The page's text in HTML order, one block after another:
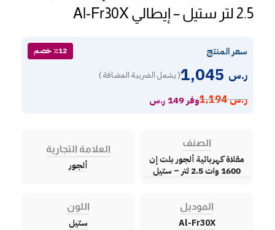
2.5 لتر ستيل – إيطالي Al-Fr30X
سعر المنتج ٪12 خصم
ر.س ( يشمل الضريبة المضافة )
ر.س1,194 وفر 149 ر.س
الصنف
مقلاة كهربائية ألجور بلت إن
1600 وات 2.5 لتر – ستيل
العلامة التجارية
ألجور
الموديل
Al-Fr30X
اللون
ستيل